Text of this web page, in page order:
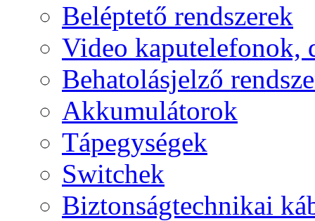
Beléptető rendszerek
Video kaputelefonok,
Behatolásjelző
Akkumulátorok
Tápegységek
Switchek
Biztonságtechnikai